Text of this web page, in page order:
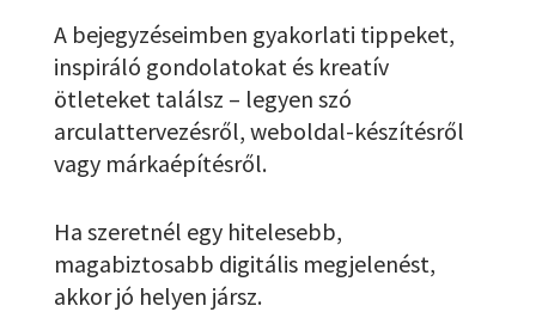
A bejegyzéseimben gyakorlati tippeket,
inspiráló gondolatokat és kreatív
ötleteket találsz – legyen szó
arculattervezésről, weboldal-készítésről
vagy márkaépítésről.
Ha szeretnél egy hitelesebb,
magabiztosabb digitális megjelenést,
akkor jó helyen jársz.